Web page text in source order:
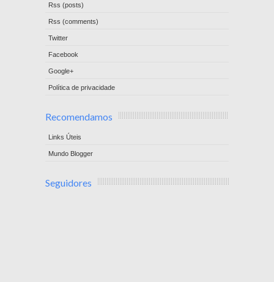
Rss (posts)
Rss (comments)
Twitter
Facebook
Google+
Política de privacidade
Recomendamos
Links Úteis
Mundo Blogger
Seguidores